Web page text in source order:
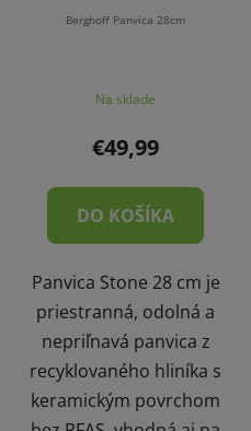
Berghoff Panvica 28cm
Na sklade
€49,99
DO KOŠÍKA
Panvica Stone 28 cm je
priestranná, odolná a
nepriľnavá panvica z
recyklovaného hliníka s
keramickým povrchom